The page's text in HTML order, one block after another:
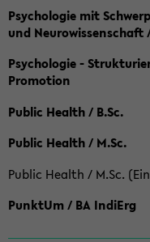
Psychologie mit
und Neurowissenschaft
Psychologie -
Promotion
Public Health / B.Sc.
Public Health / M.Sc.
Public Health / M.Sc.
PunktUm / BA IndiErg